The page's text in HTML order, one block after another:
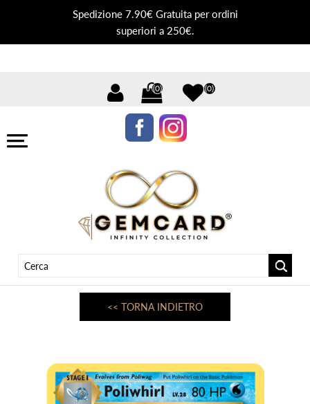
Spedizione 7.90€ Gratuita per ordini
superiori a 250€.
(0) (0)
<< TORNA INDIETRO